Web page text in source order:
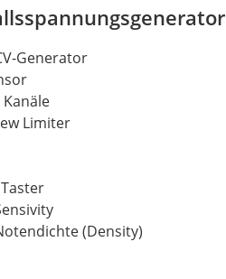
Generator
Limiter
(Density)